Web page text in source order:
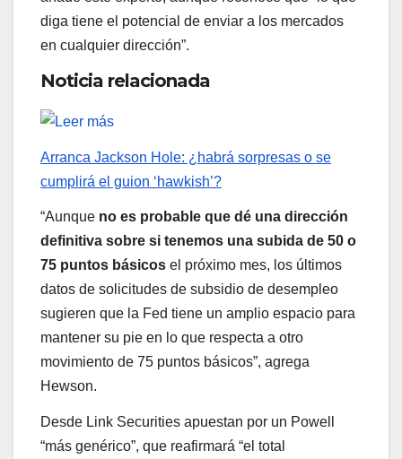
diga tiene el potencial de enviar a los mercados
en cualquier dirección”.
Noticia relacionada
Arranca Jackson Hole: ¿habrá sorpresas o se
cumplirá el guion ‘hawkish’?
“Aunque no es probable que dé una dirección
definitiva sobre si tenemos una subida de 50 o
75 puntos básicos el próximo mes, los últimos
datos de solicitudes de subsidio de desempleo
sugieren que la Fed tiene un amplio espacio para
mantener su pie en lo que respecta a otro
movimiento de 75 puntos básicos”, agrega
Hewson.
Desde Link Securities apuestan por un Powell
“más genérico”, que reafirmará “el total